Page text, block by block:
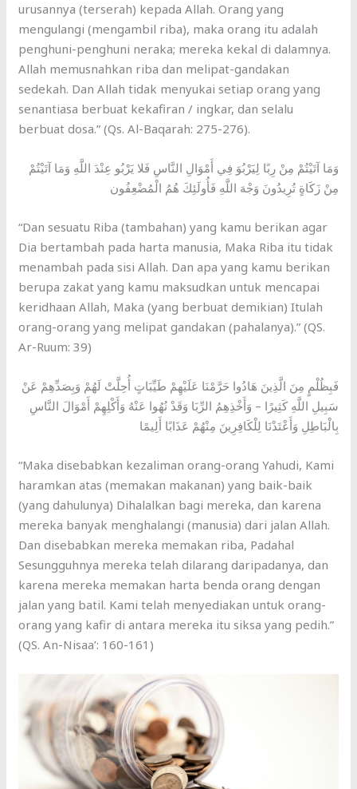
urusannya (terserah) kepada Allah. Orang yang
mengulangi (mengambil riba), maka orang itu adalah
penghuni-penghuni neraka; mereka kekal di dalamnya.
Allah memusnahkan riba dan melipat-gandakan
sedekah. Dan Allah tidak menyukai setiap orang yang
senantiasa berbuat kekafiran / ingkar, dan selalu
berbuat dosa.” (Qs. Al-Baqarah: 275-276).
وَمَا آتَيْتُمْ مِنْ رِبًا لِيَرْبُوَ فِي أَمْوَالِ النَّاسِ فَلا يَرْبُو عِنْدَ اللَّهِ وَمَا آتَيْتُمْ
مِنْ زَكَاةٍ تُرِيدُونَ وَجْهَ اللَّهِ فَأُولَئِكَ هُمُ الْمُضْعِفُون
“Dan sesuatu Riba (tambahan) yang kamu berikan agar
Dia bertambah pada harta manusia, Maka Riba itu tidak
menambah pada sisi Allah. Dan apa yang kamu berikan
berupa zakat yang kamu maksudkan untuk mencapai
keridhaan Allah, Maka (yang berbuat demikian) Itulah
orang-orang yang melipat gandakan (pahalanya).” (QS.
Ar-Ruum: 39)
فَبِظُلْمٍ مِنَ الَّذِينَ هَادُوا حَرَّمْنَا عَلَيْهِمْ طَيِّبَاتٍ أُحِلَّتْ لَهُمْ وَبِصَدِّهِمْ عَنْ
سَبِيلِ اللَّهِ كَثِيرًا – وَأَخْذِهِمُ الرِّبَا وَقَدْ نُهُوا عَنْهُ وَأَكْلِهِمْ أَمْوَالَ النَّاسِ
بِالْبَاطِلِ وَأَعْتَدْنَا لِلْكَافِرِينَ مِنْهُمْ عَذَابًا أَلِيمًا
“Maka disebabkan kezaliman orang-orang Yahudi, Kami
haramkan atas (memakan makanan) yang baik-baik
(yang dahulunya) Dihalalkan bagi mereka, dan karena
mereka banyak menghalangi (manusia) dari jalan Allah.
Dan disebabkan mereka memakan riba, Padahal
Sesungguhnya mereka telah dilarang daripadanya, dan
karena mereka memakan harta benda orang dengan
jalan yang batil. Kami telah menyediakan untuk orang-
orang yang kafir di antara mereka itu siksa yang pedih.”
(QS. An-Nisaa’: 160-161)